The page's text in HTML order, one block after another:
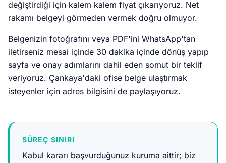
değiştirdiği için kalem kalem fiyat çıkarıyoruz. Net
rakamı belgeyi görmeden vermek doğru olmuyor.
Belgenizin fotoğrafını veya PDF'ini WhatsApp'tan
iletirseniz mesai içinde 30 dakika içinde dönüş yapıp
sayfa ve onay adımlarını dahil eden somut bir teklif
veriyoruz. Çankaya'daki ofise belge ulaştırmak
isteyenler için adres bilgisini de paylaşıyoruz.
SÜREÇ SINIRI
Kabul kararı başvurduğunuz kuruma aittir; biz